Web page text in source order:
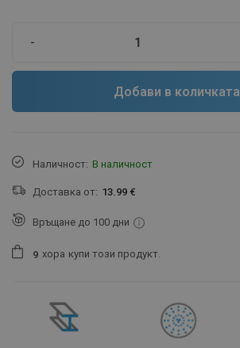
-
Добави в количката
Наличност: В наличност
Доставка от: 13.99 €
Връщане до 100 дни
9 хора купи този продукт.